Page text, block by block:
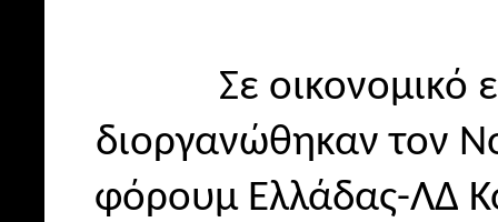
Σε οικονομικό
διοργανώθηκαν τον
φόρουμ Ελλάδας-ΛΔ